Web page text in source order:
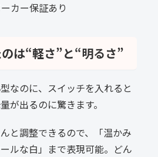
カー保証あり
は“軽さ”と“明るさ”
なのに、スイッチを入れると
が出るのに驚きます。
と調整できるので、「温かみ
ルな白」まで表現可能。どん